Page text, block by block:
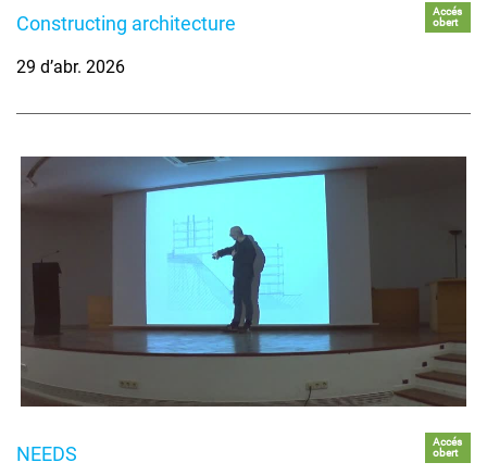
Constructing architecture
Accés
obert
29 d’abr. 2026
NEEDS
Accés
obert